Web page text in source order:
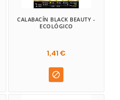
CALABACÍN BLACK BEAUTY -
ECOLÓGICO
1,41 €
